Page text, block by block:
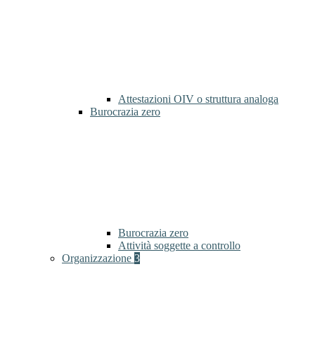
Attestazioni OIV o struttura analoga
Burocrazia zero
Burocrazia zero
Attività soggette a controllo
Organizzazione 3